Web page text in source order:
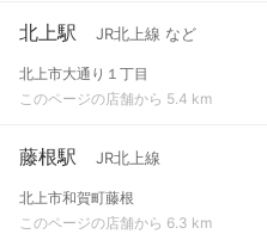
北上駅 JR北上線 など
北上市大通り１丁目
このページの店舗から 5.4 km
藤根駅 JR北上線
北上市和賀町藤根
このページの店舗から 6.3 km